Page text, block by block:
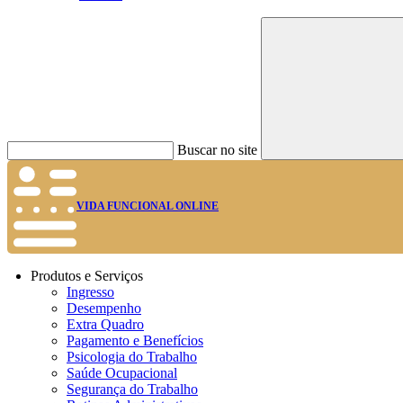
Buscar no site
VIDA FUNCIONAL ONLINE
Produtos e Serviços
Ingresso
Desempenho
Extra Quadro
Pagamento e Benefícios
Psicologia do Trabalho
Saúde Ocupacional
Segurança do Trabalho